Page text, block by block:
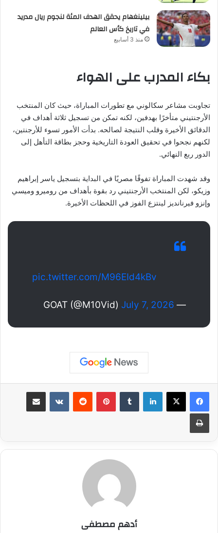
بيلينغهام يحقق الهدف المئة لنجوم ريال مدريد
في تاريخ كأس العالم
منذ 3 أسابيع
بكاء المدرب على الهواء
تجاوبت مشاعر سكالوني مع تطورات المباراة، حيث كان المنتخب
الأرجنتيني متأخرًا بهدفين، لكنه تمكن من تسجيل ثلاثة أهداف في
الدقائق الأخيرة وقلب النتيجة لصالحه. بدأت الأمور تسوء للأرجنتين،
لكنهم نجحوا في تحقيق العودة التاريخية وحجز بطاقة التأهل إلى
الدور ربع النهائي.
وقد شهدت المباراة تفوقًا مصريًا في البداية بتسجيل ياسر إبراهيم
وزيكو، لكن المنتخب الأرجنتيني رد بقوة بأهداف من روميرو وميسي
وإنزو فيرنانديز لينتزع الفوز في اللحظات الأخيرة.
pic.twitter.com/M96EId4kBv
— GOAT (@M10Vid)
July 7, 2026
لينكدإن بينتيريست مشاركة عبر البريد
طباعة
أدهم مصطفى